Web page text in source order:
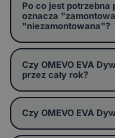
Po co jest potrzebna
oznacza
"niezamontowana"?
Czy OMEVO EVA
przez cały rok?
Czy OMEVO EVA